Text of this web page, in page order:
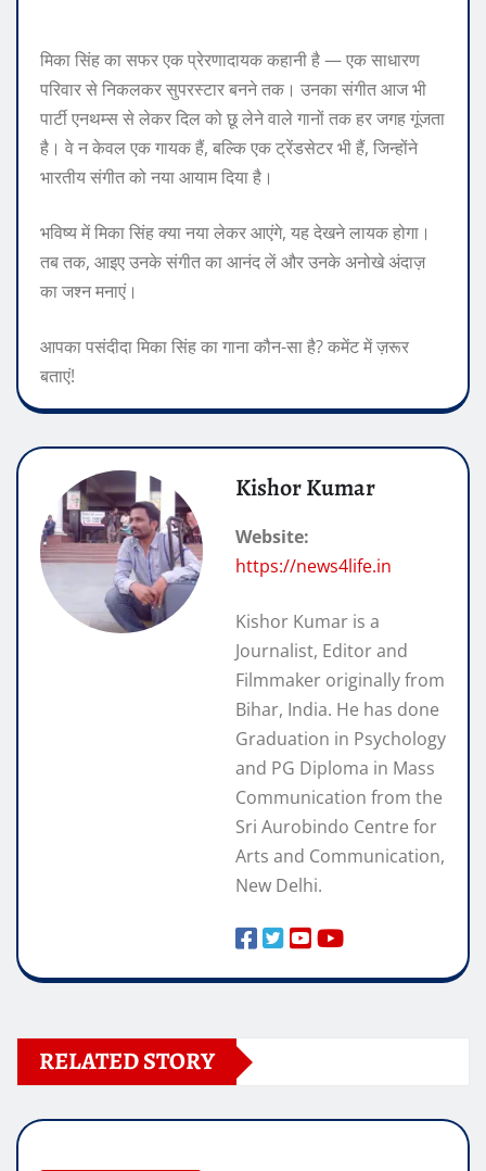
मिका सिंह का सफर एक प्रेरणादायक कहानी है — एक साधारण
परिवार से निकलकर सुपरस्टार बनने तक। उनका संगीत आज भी
पार्टी एनथम्स से लेकर दिल को छू लेने वाले गानों तक हर जगह गूंजता
है। वे न केवल एक गायक हैं, बल्कि एक ट्रेंडसेटर भी हैं, जिन्होंने
भारतीय संगीत को नया आयाम दिया है।
भविष्य में मिका सिंह क्या नया लेकर आएंगे, यह देखने लायक होगा।
तब तक, आइए उनके संगीत का आनंद लें और उनके अनोखे अंदाज़
का जश्न मनाएं।
आपका पसंदीदा मिका सिंह का गाना कौन-सा है? कमेंट में ज़रूर
बताएं!
Kishor Kumar
Website:
https://news4life.in
Kishor Kumar is a
Journalist, Editor and
Filmmaker originally from
Bihar, India. He has done
Graduation in Psychology
and PG Diploma in Mass
Communication from the
Sri Aurobindo Centre for
Arts and Communication,
New Delhi.
RELATED STORY